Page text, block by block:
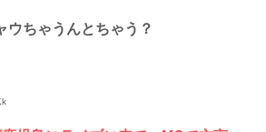
ウちゃうんとちゃう？